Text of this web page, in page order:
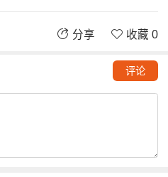
分享 收藏 0
评论